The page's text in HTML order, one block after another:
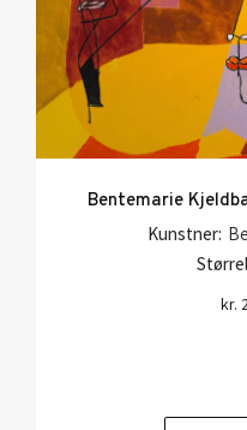
Bentemarie
Kunstner:
kr.